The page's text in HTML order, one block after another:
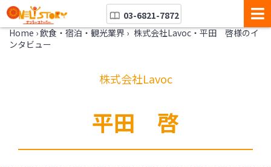
03-6821-7872
Home ›飲食・宿泊・観光業界 › 株式会社Lavoc・平田 啓様のイ
ンタビュー
株式会社Lavoc
平田 啓